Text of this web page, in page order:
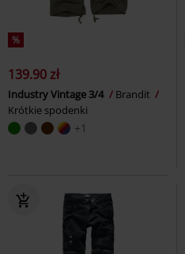
%
139.90 zł
Industry Vintage 3/4
Brandit
Krótkie spodenki
+1